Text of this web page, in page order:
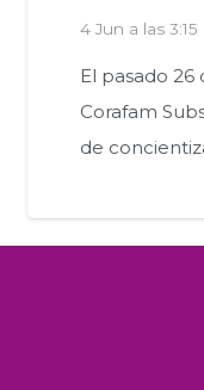
4 Jun a las 3:15
El pasado 26
Corafam
de